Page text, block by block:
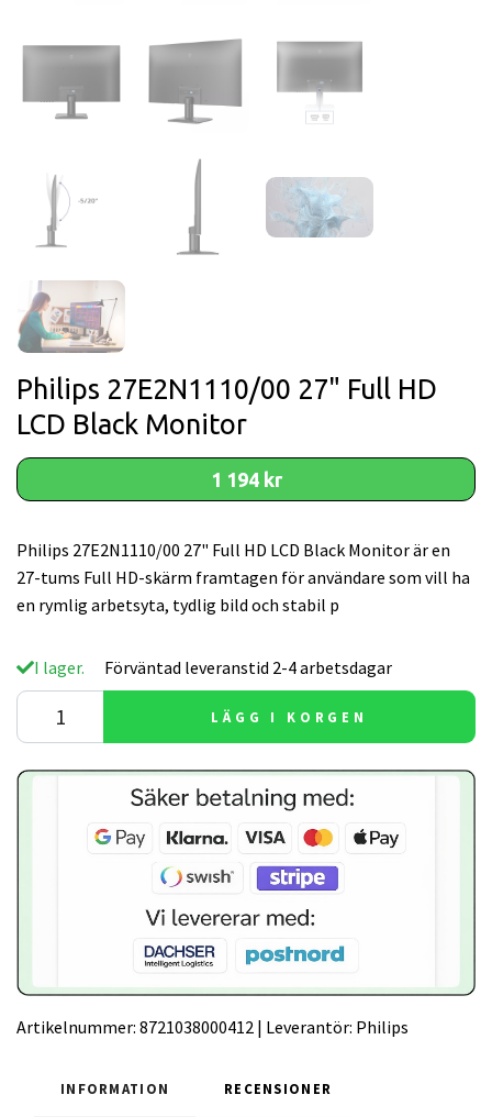
Philips 27E2N1110/00 27" Full HD
LCD Black Monitor
1 194 kr
Philips 27E2N1110/00 27" Full HD LCD Black Monitor är en
27-tums Full HD-skärm framtagen för användare som vill ha
en rymlig arbetsyta, tydlig bild och stabil p
I lager. Förväntad leveranstid 2-4 arbetsdagar
LÄGG I KORGEN
Artikelnummer: 8721038000412 | Leverantör: Philips
INFORMATION RECENSIONER